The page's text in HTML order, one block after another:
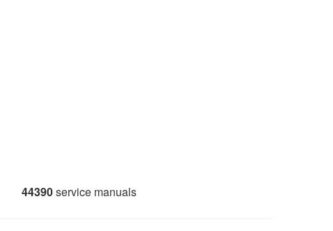
44390service manuals